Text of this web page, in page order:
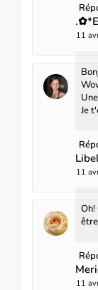
11
Je
11
11